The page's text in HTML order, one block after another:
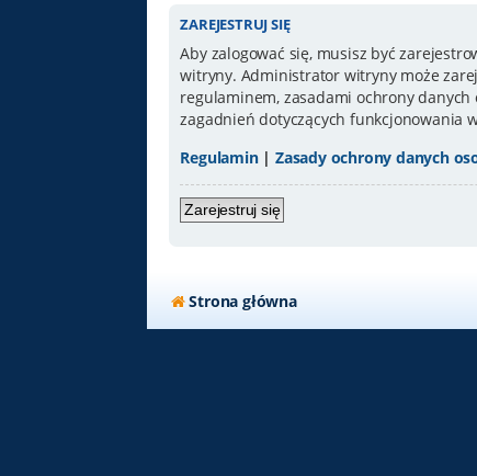
ZAREJESTRUJ SIĘ
Aby zalogować się, musisz być
witryny. Administrator witryny może
regulaminem, zasadami ochrony
zagadnień dotyczących funkcjonowania
Regulamin|Zasady ochrony danych
Zarejestruj się
Strona główna